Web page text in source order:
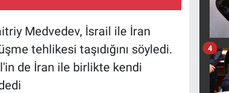
Medvedev, İsrail ile İran
tehlikesi taşıdığını söyledi.
de İran ile birlikte kendi
4